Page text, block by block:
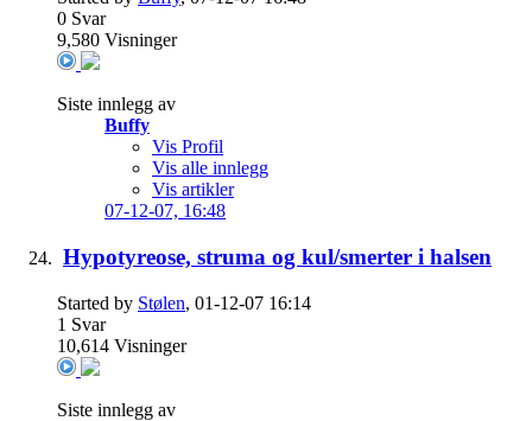
0 Svar
9,580 Visninger
Siste innlegg av
Buffy
Vis Profil
Vis alle innlegg
Vis artikler
07-12-07, 16:48
Hypotyreose, struma og kul/smerter i halsen
Started by Stølen, 01-12-07 16:14
1 Svar
10,614 Visninger
Siste innlegg av